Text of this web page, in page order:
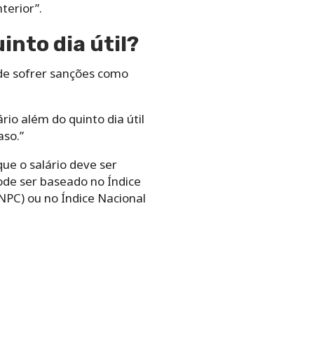
dia útil?
sofrer sanções como
além do quinto dia útil
o salário deve ser
ser baseado no Índice
ou no Índice Nacional